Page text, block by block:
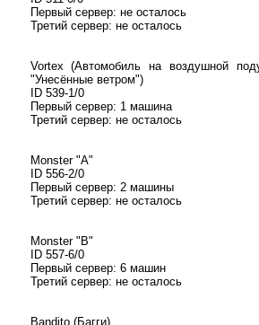
Первый сервер: не осталось
Третий сервер: не осталось
Vortex (Автомобиль на воздушной
"Унесённые ветром")
ID 539-1/0
Первый сервер: 1 машина
Третий сервер: не осталось
Monster "A"
ID 556-2/0
Первый сервер: 2 машины
Третий сервер: не осталось
Monster "B"
ID 557-6/0
Первый сервер: 6 машин
Третий сервер: не осталось
Bandito (Багги)